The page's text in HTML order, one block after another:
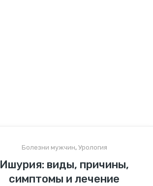
Болезни мужчин, Урология
Ишурия: виды, причины,
симптомы и лечение